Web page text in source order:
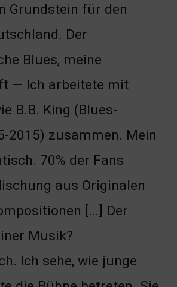
Grundstein für den
Der
Blues, meine
— Ich arbeitete mit
B.B. King (Blues-
2015) zusammen. Mein
70% der Fans
aus Originalen
[…] Der
Musik?
Ich sehe, wie junge